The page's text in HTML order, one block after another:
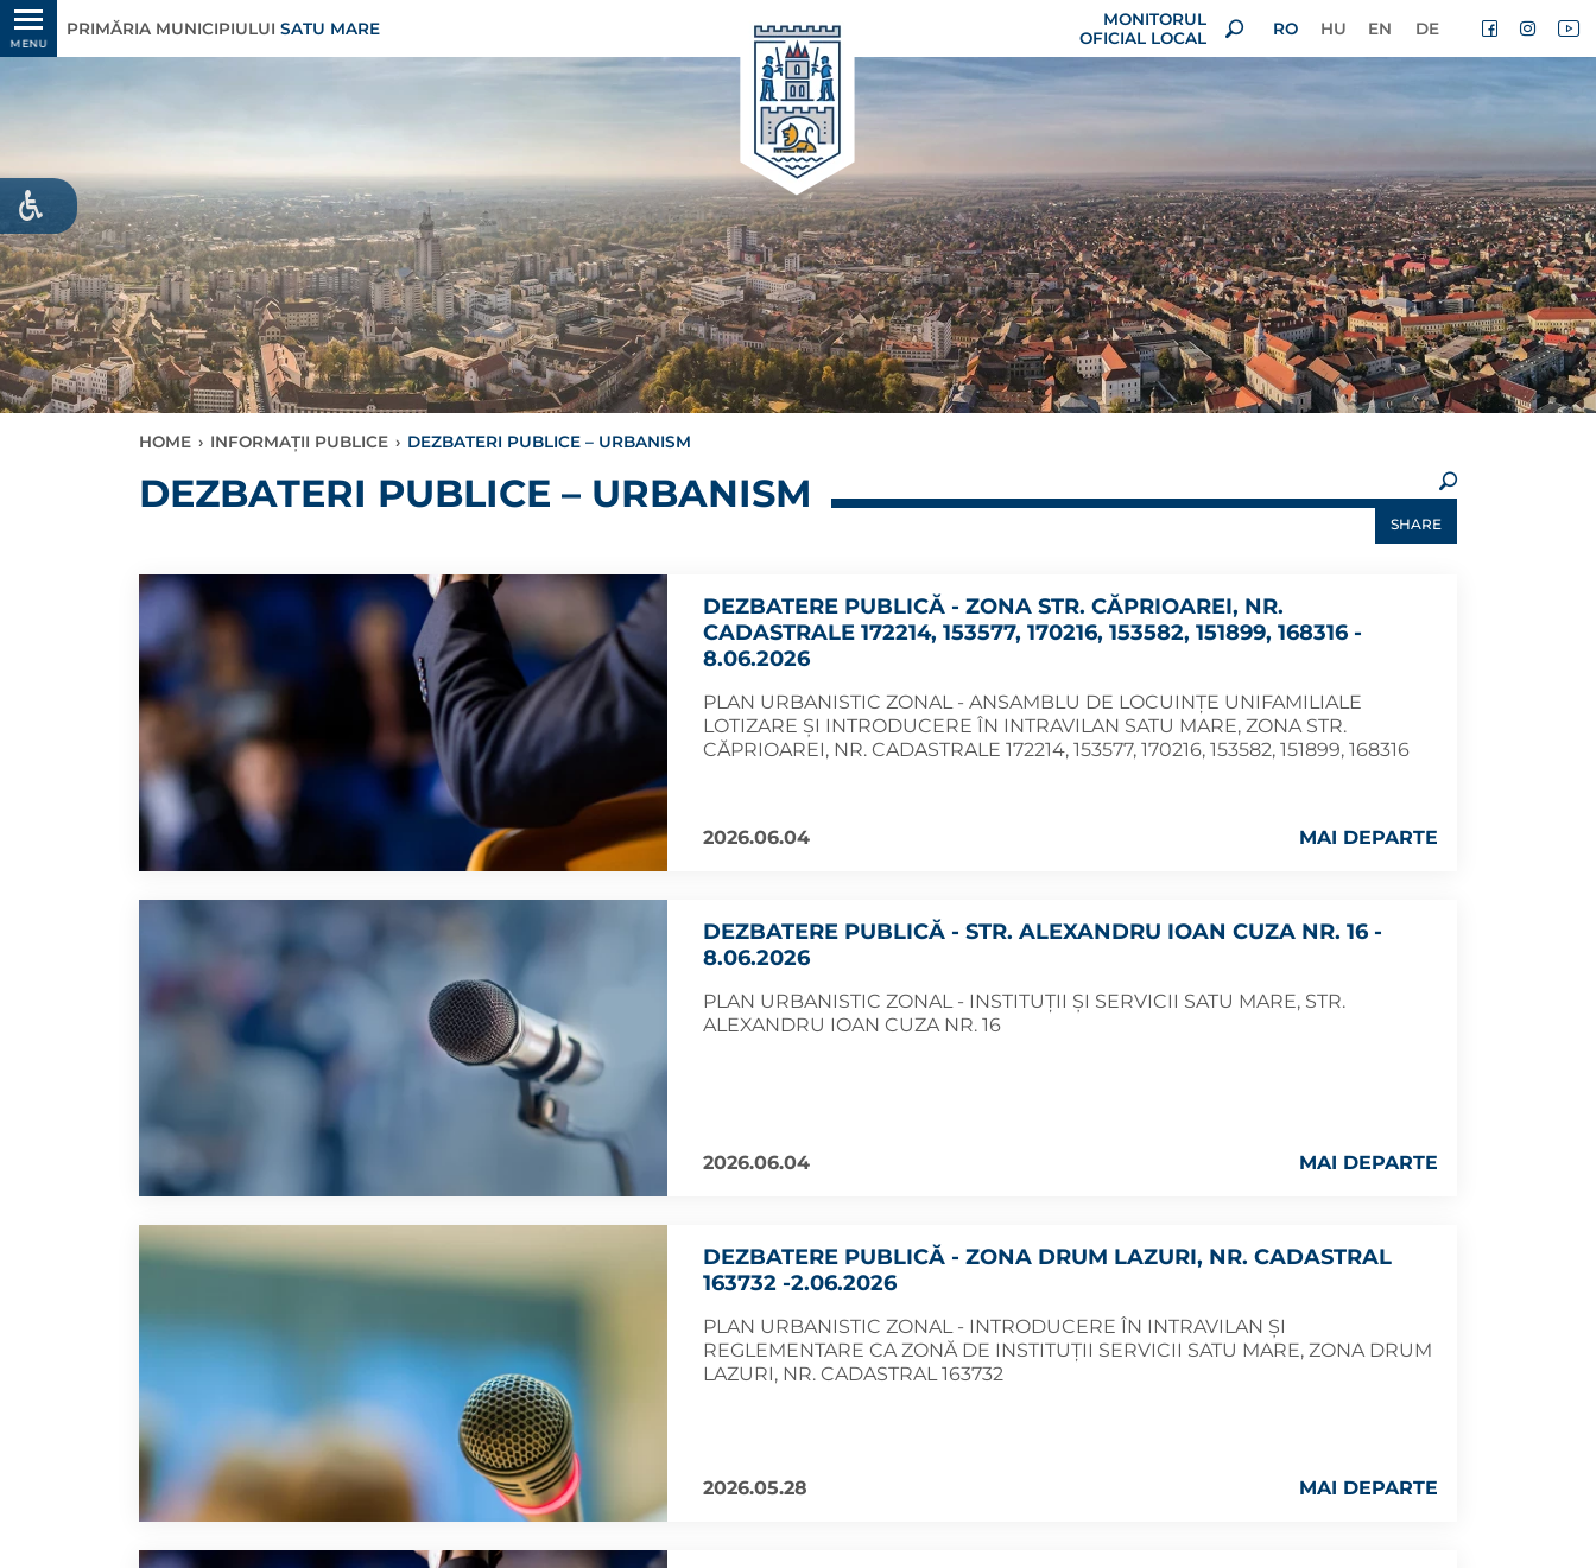
MENU
PRIMĂRIA MUNICIPIULUI SATU MARE
MONITORUL
OFICIAL LOCAL
RO HU EN DE
HOME › INFORMAȚII PUBLICE › DEZBATERI PUBLICE – URBANISM
DEZBATERI PUBLICE – URBANISM
SHARE
DEZBATERE PUBLICĂ - ZONA STR. CĂPRIOAREI, NR.
CADASTRALE 172214, 153577, 170216, 153582, 151899, 168316 -
8.06.2026
PLAN URBANISTIC ZONAL - ANSAMBLU DE LOCUINȚE UNIFAMILIALE
LOTIZARE ȘI INTRODUCERE ÎN INTRAVILAN SATU MARE, ZONA STR.
CĂPRIOAREI, NR. CADASTRALE 172214, 153577, 170216, 153582, 151899, 168316
2026.06.04 MAI DEPARTE
DEZBATERE PUBLICĂ - STR. ALEXANDRU IOAN CUZA NR. 16 -
8.06.2026
PLAN URBANISTIC ZONAL - INSTITUȚII ȘI SERVICII SATU MARE, STR.
ALEXANDRU IOAN CUZA NR. 16
2026.06.04 MAI DEPARTE
DEZBATERE PUBLICĂ - ZONA DRUM LAZURI, NR. CADASTRAL
163732 -2.06.2026
PLAN URBANISTIC ZONAL - INTRODUCERE ÎN INTRAVILAN ȘI
REGLEMENTARE CA ZONĂ DE INSTITUȚII SERVICII SATU MARE, ZONA DRUM
LAZURI, NR. CADASTRAL 163732
2026.05.28 MAI DEPARTE